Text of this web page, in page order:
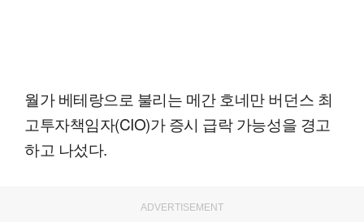
월가 베테랑으로 불리는 메간 호네만 버던스 최
고투자책임자(CIO)가 증시 급락 가능성을 경고
하고 나섰다.
ADVERTISEMENT